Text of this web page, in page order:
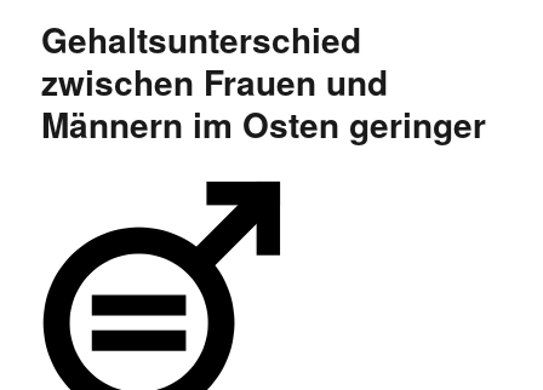
Dresden:
der
Geschlechter
am
Gehaltsunterschied
zwischen Frauen und
Männern im Osten geringer